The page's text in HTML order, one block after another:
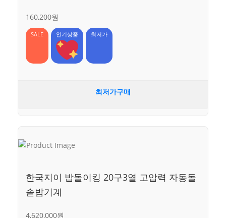
160,200원
SALE 인기상품 최저가
최저가구매
한국지이 밥돌이킹 20구3열 고압력 자동돌
솥밥기계
4,620,000원